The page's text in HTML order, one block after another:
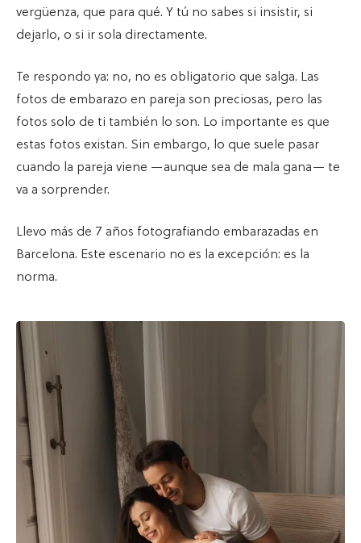
vergüenza, que para qué. Y tú no sabes si insistir, si
dejarlo, o si ir sola directamente.
Te respondo ya: no, no es obligatorio que salga. Las
fotos de embarazo en pareja son preciosas, pero las
fotos solo de ti también lo son. Lo importante es que
estas fotos existan. Sin embargo, lo que suele pasar
cuando la pareja viene —aunque sea de mala gana— te
va a sorprender.
Llevo más de 7 años fotografiando embarazadas en
Barcelona. Este escenario no es la excepción: es la
norma.